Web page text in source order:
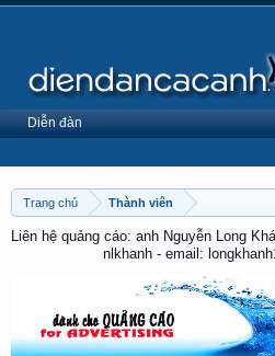
Trang chủ Thành viên
Liên hệ quảng cáo: anh Nguyễn Long
nlkhanh - email:
Diễn đàn